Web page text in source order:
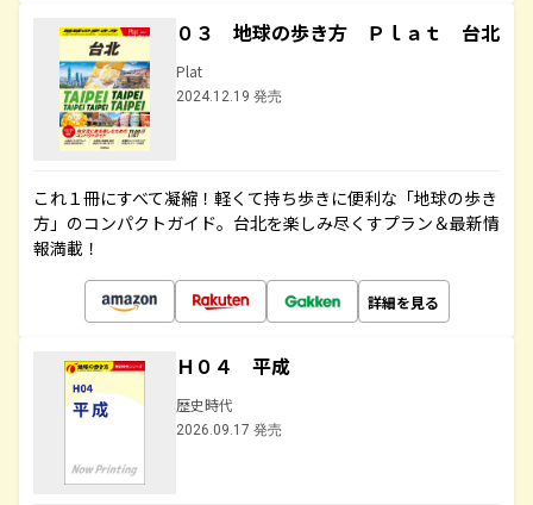
０３ 地球の歩き方 Ｐｌａｔ 台北
Plat
2024.12.19 発売
これ１冊にすべて凝縮！軽くて持ち歩きに便利な「地球の歩き
方」のコンパクトガイド。台北を楽しみ尽くすプラン＆最新情
報満載！
詳細を見る
Ｈ０４ 平成
歴史時代
2026.09.17 発売